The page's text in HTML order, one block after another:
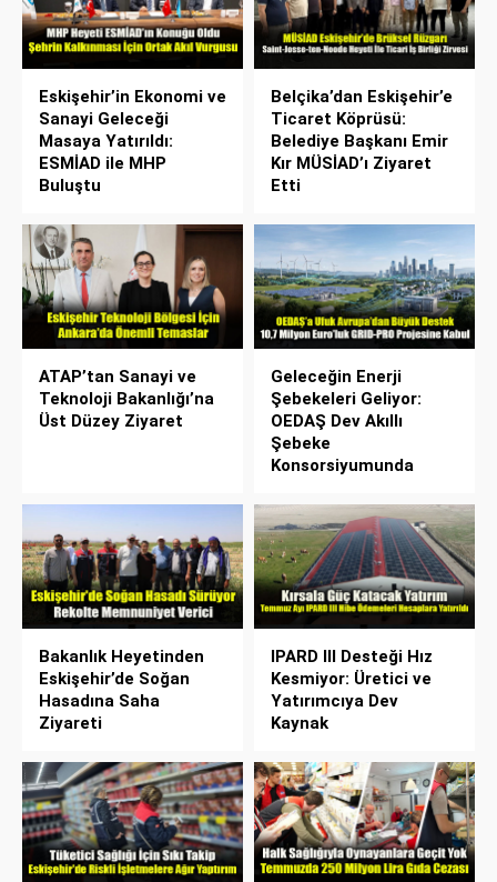
Eskişehir’in Ekonomi ve
Sanayi Geleceği
Masaya Yatırıldı:
ESMİAD ile MHP
Buluştu
Belçika’dan Eskişehir’e
Ticaret Köprüsü:
Belediye Başkanı Emir
Kır MÜSİAD’ı Ziyaret
Etti
ATAP’tan Sanayi ve
Teknoloji Bakanlığı’na
Üst Düzey Ziyaret
Geleceğin Enerji
Şebekeleri Geliyor:
OEDAŞ Dev Akıllı
Şebeke
Konsorsiyumunda
Bakanlık Heyetinden
Eskişehir’de Soğan
Hasadına Saha
Ziyareti
IPARD III Desteği Hız
Kesmiyor: Üretici ve
Yatırımcıya Dev
Kaynak